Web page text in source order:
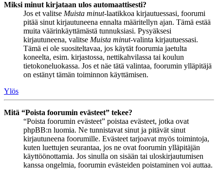
Miksi minut kirjataan ulos automaattisesti?
Jos et valitse Muista minut-laatikkoa kirjautuessasi, foorumi
pitää sinut kirjautuneena ennalta määritellyn ajan. Tämä estää
muita väärinkäyttämästä tunnuksiasi. Pysyäksesi
kirjautuneena, valitse Muista minut-valinta kirjautuessasi.
Tämä ei ole suositeltavaa, jos käytät foorumia jaetulta
koneelta, esim. kirjastossa, nettikahvilassa tai koulun
tietokoneluokassa. Jos et näe tätä valintaa, foorumin ylläpitäjä
on estänyt tämän toiminnon käyttämisen.
Ylös
Mitä “Poista foorumin evästeet” tekee?
“Poista foorumin evästeet” poistaa evästeet, jotka ovat
phpBB:n luomia. Ne tunnistavat sinut ja pitävät sinut
kirjautuneena foorumille. Evästeet tarjoavat myös toimintoja,
kuten luettujen seurantaa, jos ne ovat foorumin ylläpitäjän
käyttöönottamia. Jos sinulla on sisään tai uloskirjautumisen
kanssa ongelmia, foorumin evästeiden poistaminen voi auttaa.